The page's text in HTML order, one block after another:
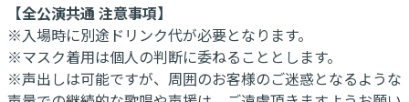
【全公演共通 注意事項】
※入場時に別途ドリンク代が必要となります。
※マスク着用は個人の判断に委ねることとします。
※声出しは可能ですが、周囲のお客様のご迷惑となるような